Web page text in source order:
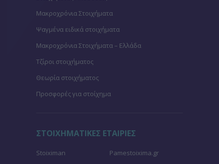
Μακροχρόνια Στοιχήματα
Ψαγμένα ειδικά στοιχήματα
Μακροχρόνια Στοιχήματα – Ελλάδα
Τζίροι στοιχήματος
Θεωρία στοιχήματος
Προσφορές για στοίχημα
ΣΤΟΙΧΗΜΑΤΙΚΕΣ ΕΤΑΙΡΙΕΣ
Stoiximan
Pamestoixima.gr